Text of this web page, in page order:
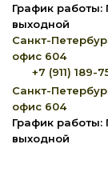
График работы:
выходной
Санкт-
офис 604
+7 (911) 189-
Санкт-
офис 604
График работы:
выходной